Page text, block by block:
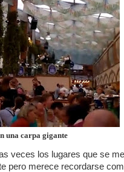
una carpa gigante
veces los lugares que se
pero merece recordarse